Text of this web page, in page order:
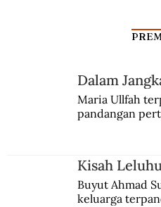
Panglima Besar
Dalam
Maria Ullfah
pandangan
Kisah
Buyut Ahmad
keluarga